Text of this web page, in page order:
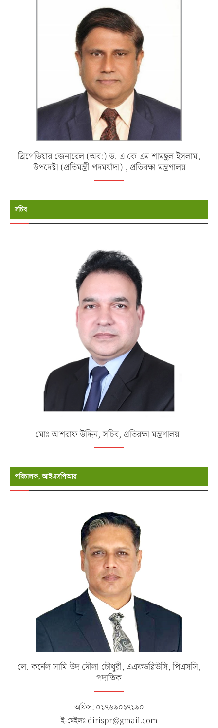
ব্রিগেডিয়ার জেনারেল (অব:) ড. এ কে এম শামছুল ইসলাম,
উপদেষ্টা (প্রতিমন্ত্রী পদমর্যাদা) , প্রতিরক্ষা মন্ত্রণালয়
সচিব
মোঃ আশরাফ উদ্দিন, সচিব, প্রতিরক্ষা মন্ত্রণালয়।
পরিচালক, আইএসপিআর
লে. কর্নেল সামি উদ দৌলা চৌধুরী, এএফডব্লিউসি, পিএসসি,
পদাতিক
অফিস: ০১৭৬৯০১৭১৯০
ই-মেইলঃ dirispr@gmail.com